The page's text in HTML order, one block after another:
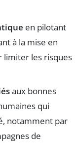
en pilotant
à la mise en
limiter les risques
aux bonnes
qui
notamment par
de